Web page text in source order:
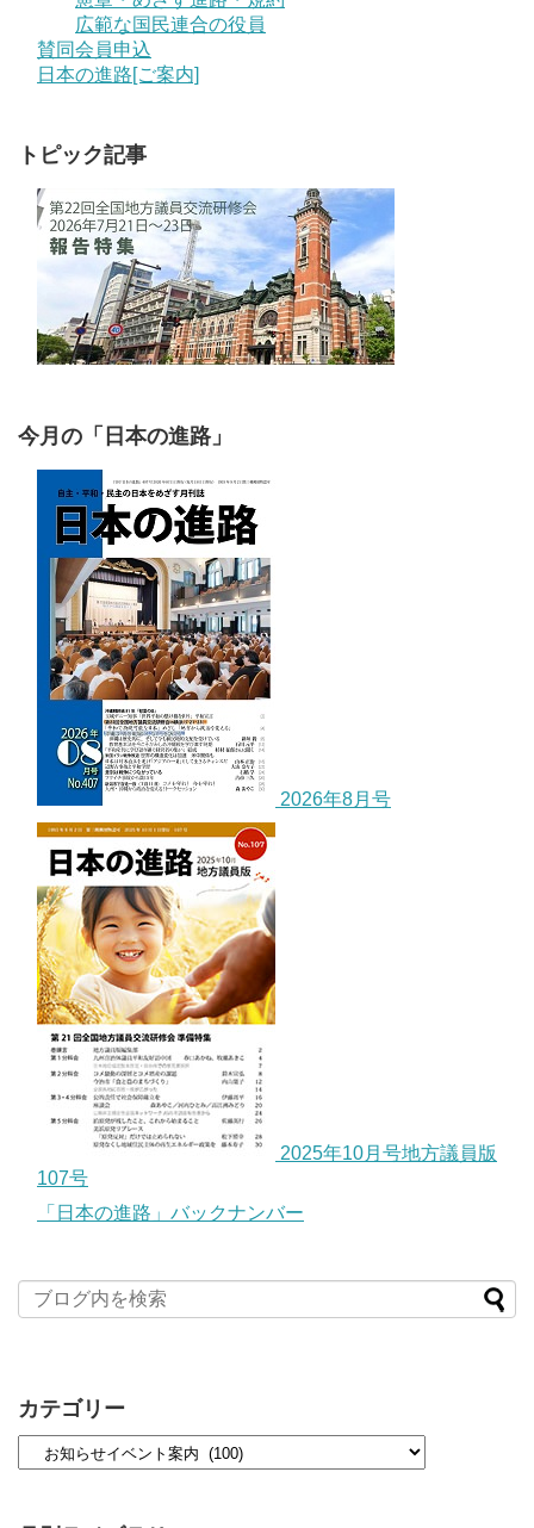
広範な国民連合の役員
賛同会員申込
日本の進路[ご案内]
トピック記事
今月の「日本の進路」
2026年8月号
2025年10月号地方議員版
107号
「日本の進路」バックナンバー
カテゴリー